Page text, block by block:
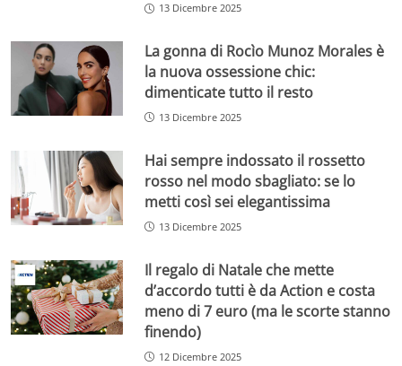
13 Dicembre 2025
La gonna di Rocìo Munoz Morales è
la nuova ossessione chic:
dimenticate tutto il resto
13 Dicembre 2025
Hai sempre indossato il rossetto
rosso nel modo sbagliato: se lo
metti così sei elegantissima
13 Dicembre 2025
Il regalo di Natale che mette
d’accordo tutti è da Action e costa
meno di 7 euro (ma le scorte stanno
finendo)
12 Dicembre 2025